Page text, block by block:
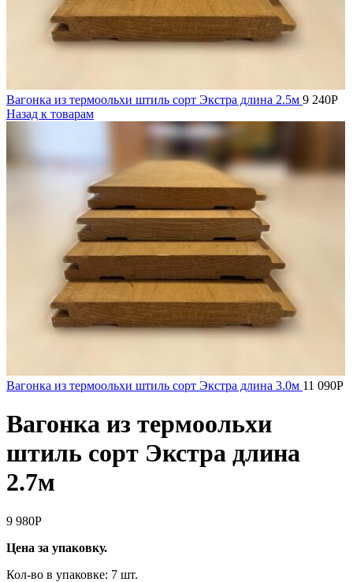
Вагонка из термоольхи штиль сорт Экстра длина 2.5м 9 240Р
Назад к товарам
Вагонка из термоольхи штиль сорт Экстра длина 3.0м 11 090Р
Вагонка из термоольхи
штиль сорт Экстра длина
2.7м
9 980Р
Цена за упаковку.
Кол-во в упаковке: 7 шт.